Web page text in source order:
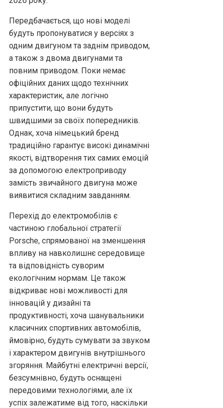
Передбачається, що нові моделі
будуть пропонуватися у версіях з
одним двигуном та заднім приводом,
а також з двома двигунами та
повним приводом. Поки немає
офіційних даних щодо технічних
характеристик, але логічно
припустити, що вони будуть
швидшими за своїх попередників.
Однак, хоча німецький бренд
традиційно гарантує високі динамічні
якості, відтворення тих самих емоцій
за допомогою електроприводу
замість звичайного двигуна може
виявитися складним завданням.
Перехід до електромобілів є
частиною глобальної стратегії
Porsche, спрямованої на зменшення
впливу на навколишнє середовище
та відповідність суворим
екологічним нормам. Це також
відкриває нові можливості для
інновацій у дизайні та
продуктивності, хоча шанувальники
класичних спортивних автомобілів,
ймовірно, будуть сумувати за звуком
і характером двигунів внутрішнього
згоряння. Майбутні електричні версії,
безсумнівно, будуть оснащені
передовими технологіями, але їх
успіх залежатиме від того, наскільки